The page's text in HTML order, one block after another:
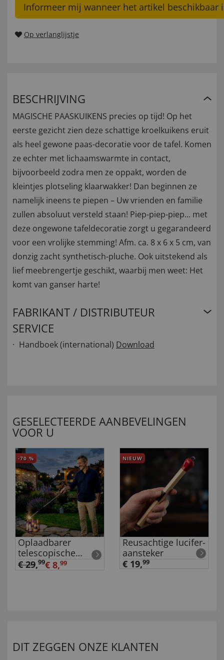
Informeer mij wanneer het artikel beschikbaar
Op verlanglijstje
BESCHRIJVING
MAGISCHE PAASKUIKENS precies op tijd! Op het
eerste gezicht zien deze schattige kroelkuikens eruit
als heel gewone paas-decoratie voor de tafel. Komen
ze echter met lichaamswarmte in contact,
bijvoorbeeld zodra men ze oppakt, worden de
kleintjes plotseling klaarwakker! Dan beginnen ze
namelijk ineens te piepen – Uw vrienden en familie
zullen absoluut versteld staan! Piep-piep-piep... met
deze ongewone tafeldecoratie zorgt u gegarandeerd
voor een vrolijke stemming! Afm. ca. 8 x 6 x 5 cm, van
donzig zacht synthetisch-pluche. Ook uitstekend als
lief meebrengertje geschikt, waarbij men weet: Het
komt van ganser harte!
FABRIKANT / DISTRIBUTEUR
SERVICE
Handboek (international) Download
GESELECTEERDE AANBEVELINGEN
VOOR U
-70 %
Oplaadbarer
telescopische
aansteker
€ 29,99€ 8,99
NIEUW
Reusachtige lucifer-
aansteker
€ 19,99
DIT ZEGGEN ONZE KLANTEN